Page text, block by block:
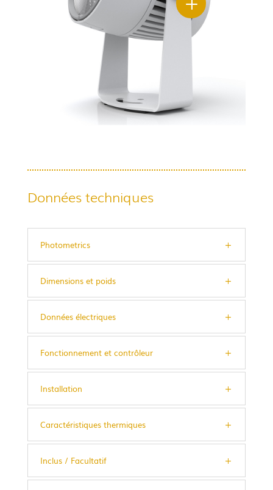
Données techniques
Photometrics
Dimensions et poids
Données électriques
Fonctionnement et contrôleur
Installation
Caractéristiques thermiques
Inclus / Facultatif